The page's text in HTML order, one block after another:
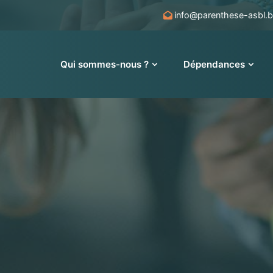
info@parenthese-
Qui sommes-nous ? Dépendances